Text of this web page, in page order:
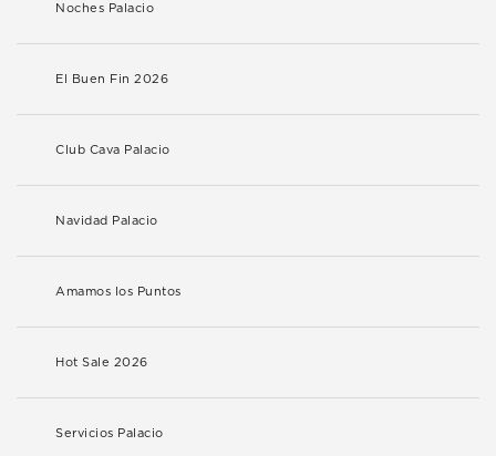
Noches Palacio
El Buen Fin 2026
Club Cava Palacio
Navidad Palacio
Amamos los Puntos
Hot Sale 2026
Servicios Palacio